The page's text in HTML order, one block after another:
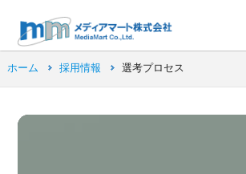
ホーム 採用情報 選考プロセス